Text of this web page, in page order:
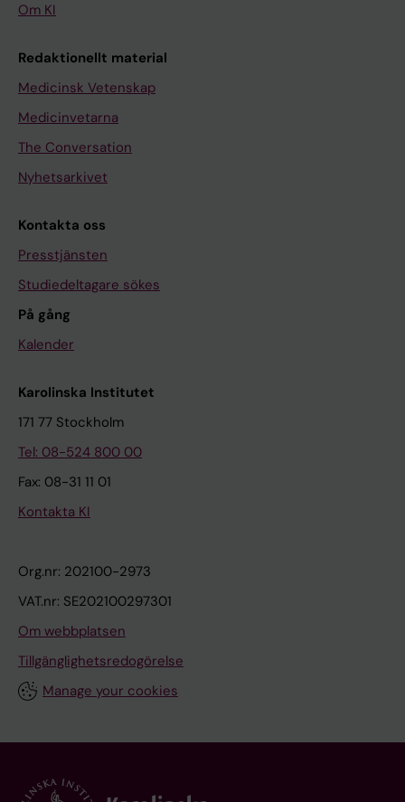
Om KI
Redaktionellt material
Medicinsk Vetenskap
Medicinvetarna
The Conversation
Nyhetsarkivet
Kontakta oss
Presstjänsten
Studiedeltagare sökes
På gång
Kalender
Karolinska Institutet
171 77 Stockholm
Tel: 08-524 800 00
Fax: 08-31 11 01
Kontakta KI
Org.nr: 202100-2973
VAT.nr: SE202100297301
Om webbplatsen
Tillgänglighetsredogörelse
Manage your cookies